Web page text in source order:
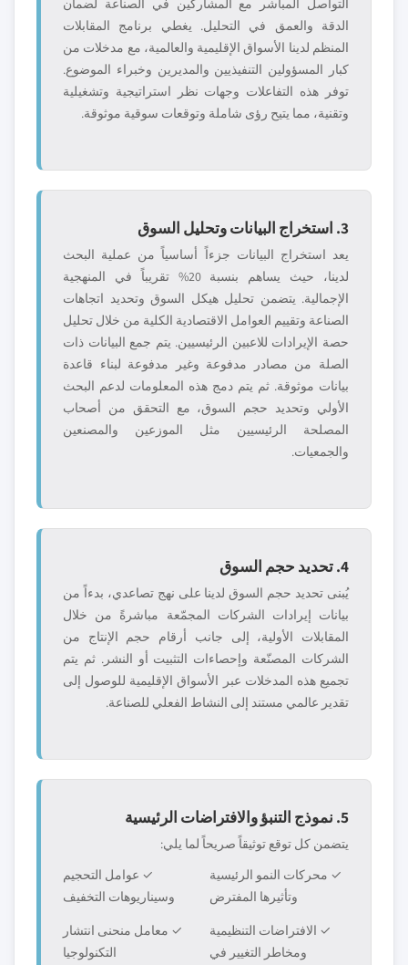
التواصل المباشر مع المشاركين في الصناعة لضمان
الدقة والعمق في التحليل. يغطي برنامج المقابلات
المنظم لدينا الأسواق الإقليمية والعالمية، مع مدخلات من
كبار المسؤولين التنفيذيين والمديرين وخبراء الموضوع.
توفر هذه التفاعلات وجهات نظر استراتيجية وتشغيلية
وتقنية، مما يتيح رؤى شاملة وتوقعات سوقية موثوقة.
3. استخراج البيانات وتحليل السوق
يعد استخراج البيانات جزءاً أساسياً من عملية البحث
لدينا، حيث يساهم بنسبة 20% تقريباً في المنهجية
الإجمالية. يتضمن تحليل هيكل السوق وتحديد اتجاهات
الصناعة وتقييم العوامل الاقتصادية الكلية من خلال تحليل
حصة الإيرادات للاعبين الرئيسيين. يتم جمع البيانات ذات
الصلة من مصادر مدفوعة وغير مدفوعة لبناء قاعدة
بيانات موثوقة. ثم يتم دمج هذه المعلومات لدعم البحث
الأولي وتحديد حجم السوق، مع التحقق من أصحاب
المصلحة الرئيسيين مثل الموزعين والمصنعين
والجمعيات.
4. تحديد حجم السوق
يُبنى تحديد حجم السوق لدينا على نهج تصاعدي، بدءاً من
بيانات إيرادات الشركات المجمّعة مباشرةً من خلال
المقابلات الأولية، إلى جانب أرقام حجم الإنتاج من
الشركات المصنّعة وإحصاءات التثبيت أو النشر. ثم يتم
تجميع هذه المدخلات عبر الأسواق الإقليمية للوصول إلى
تقدير عالمي مستند إلى النشاط الفعلي للصناعة.
5. نموذج التنبؤ والافتراضات الرئيسية
يتضمن كل توقع توثيقاً صريحاً لما يلي:
✓ محركات النمو الرئيسية
وتأثيرها المفترض
✓ عوامل التحجيم
وسيناريوهات التخفيف
✓ الافتراضات التنظيمية
ومخاطر التغيير في
✓ معامل منحنى انتشار
التكنولوجيا